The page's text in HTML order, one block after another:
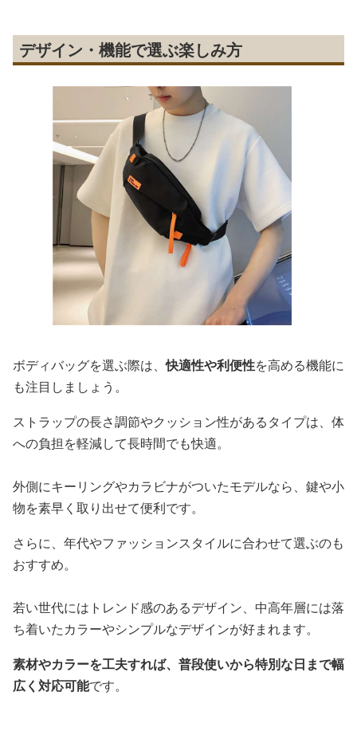
デザイン・機能で選ぶ楽しみ方
ボディバッグを選ぶ際は、快適性や利便性を高める機能に
も注目しましょう。
ストラップの長さ調節やクッション性があるタイプは、体
への負担を軽減して長時間でも快適。
外側にキーリングやカラビナがついたモデルなら、鍵や小
物を素早く取り出せて便利です。
さらに、年代やファッションスタイルに合わせて選ぶのも
おすすめ。
若い世代にはトレンド感のあるデザイン、中高年層には落
ち着いたカラーやシンプルなデザインが好まれます。
素材やカラーを工夫すれば、普段使いから特別な日まで幅
広く対応可能です。